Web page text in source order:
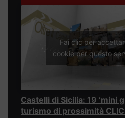
Fai clic per
cookie per questo
Castelli di Sicilia: 19 ‘mini
turismo di prossimità